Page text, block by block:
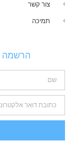
צור קשר
תמיכה
הרשמה